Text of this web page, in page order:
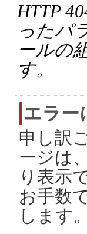
HTTP
ったパ
ールの
す。
エラー
申し訳
ージは
り表示
お手数
します。